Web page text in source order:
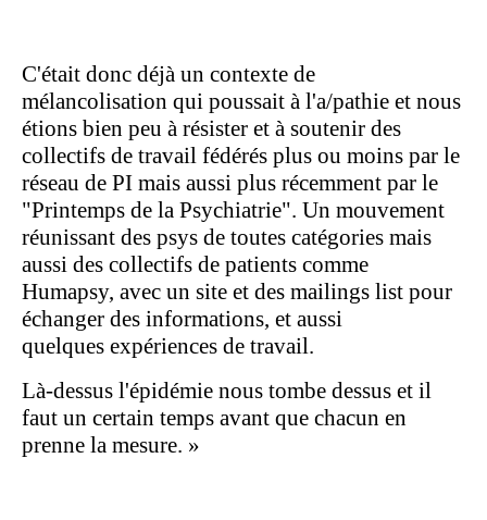
C'était donc déjà un contexte de
mélancolisation qui poussait à l'a/pathie et nous
étions bien peu à résister et à soutenir des
collectifs de travail fédérés plus ou moins par le
réseau de PI mais aussi plus récemment par le
"Printemps de la Psychiatrie". Un mouvement
réunissant des psys de toutes catégories mais
aussi des collectifs de patients comme
Humapsy, avec un site et des mailings list pour
échanger des informations, et aussi
quelques expériences de travail.
Là-dessus l'épidémie nous tombe dessus et il
faut un certain temps avant que chacun en
prenne la mesure. »